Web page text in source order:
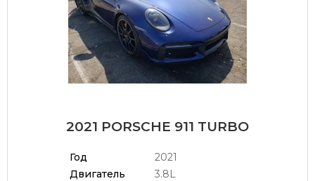
2021 PORSCHE 911 TURBO
Год
2021
Двигатель
3.8L